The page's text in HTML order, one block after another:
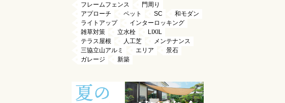
フレームフェンス
門周り
アプローチ
ペット SC
和モダン
ライトアップ
インターロッキング
雑草対策
立水栓
LIXIL
テラス屋根
人工芝
メンテナンス
三協立山アルミ
エリア
景石
ガレージ
新築